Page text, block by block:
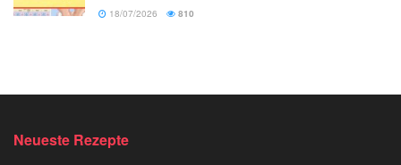
18/07/2026 810
Neueste Rezepte